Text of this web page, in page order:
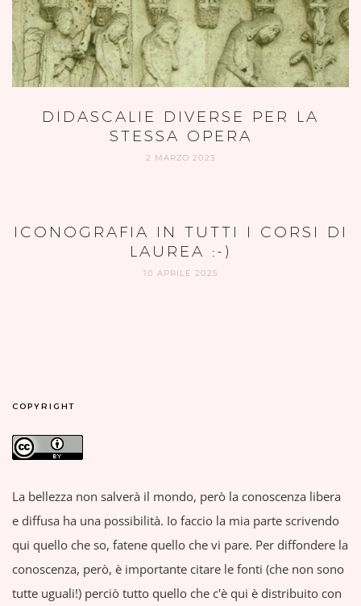
DIDASCALIE DIVERSE PER LA
STESSA OPERA
2 MARZO 2023
ICONOGRAFIA IN TUTTI I CORSI DI
LAUREA :-)
10 APRILE 2025
COPYRIGHT
La bellezza non salverà il mondo, però la conoscenza libera
e diffusa ha una possibilità. Io faccio la mia parte scrivendo
qui quello che so, fatene quello che vi pare. Per diffondere la
conoscenza, però, è importante citare le fonti (che non sono
tutte uguali!) perciò tutto quello che c'è qui è distribuito con